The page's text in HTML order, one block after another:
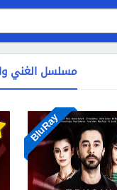
مسلسل الغني
BluRay